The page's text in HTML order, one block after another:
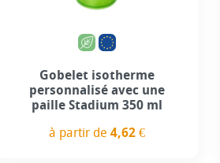
Gobelet isotherme
personnalisé avec une
paille Stadium 350 ml
à partir de4,62 €